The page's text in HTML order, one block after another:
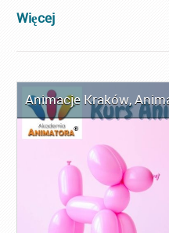
Więcej
Animacje Kraków,